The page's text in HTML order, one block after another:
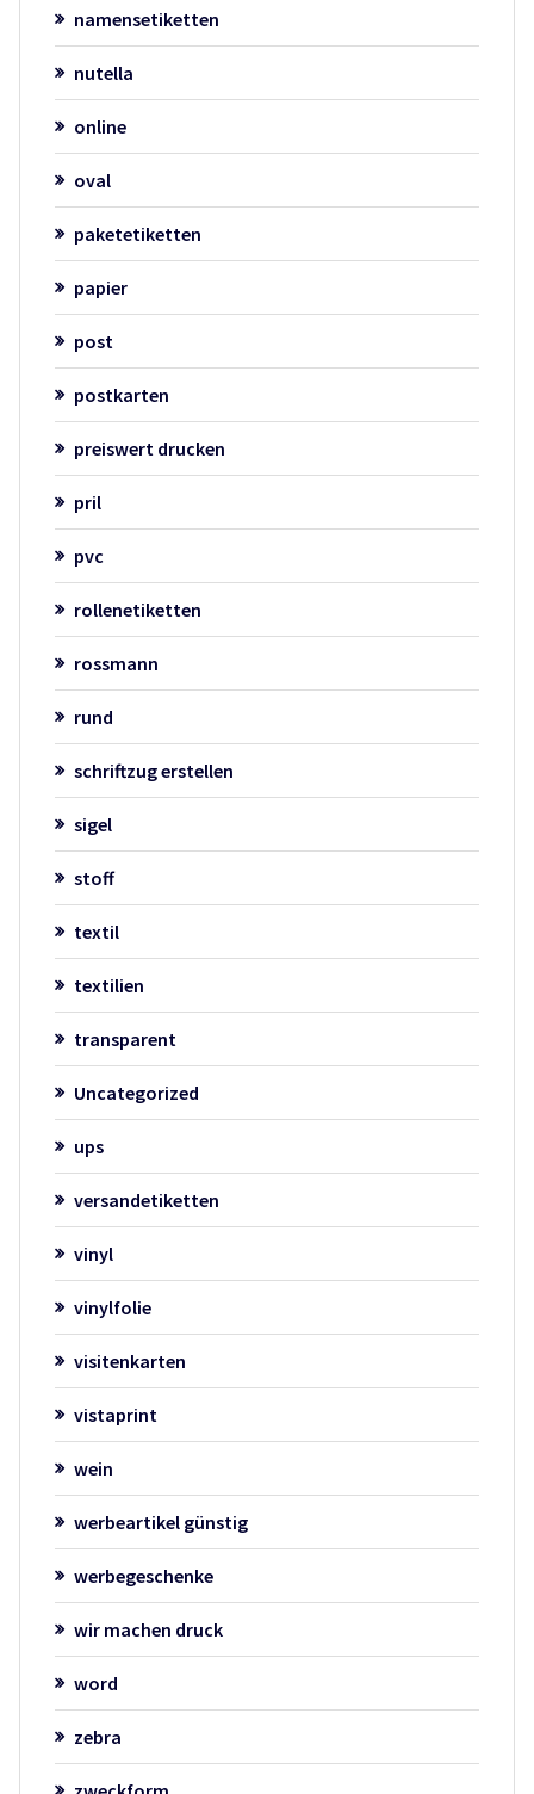
namensetiketten
nutella
online
oval
paketetiketten
papier
post
postkarten
preiswert drucken
pril
pvc
rollenetiketten
rossmann
rund
schriftzug erstellen
sigel
stoff
textil
textilien
transparent
Uncategorized
ups
versandetiketten
vinyl
vinylfolie
visitenkarten
vistaprint
wein
werbeartikel günstig
werbegeschenke
wir machen druck
word
zebra